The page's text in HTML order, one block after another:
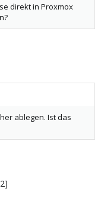
direkt in Proxmox
ablegen. Ist das